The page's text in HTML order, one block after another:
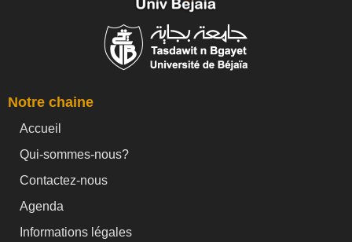
Notre chaine
Accueil
Qui-sommes-nous?
Contactez-nous
Agenda
Informations légales